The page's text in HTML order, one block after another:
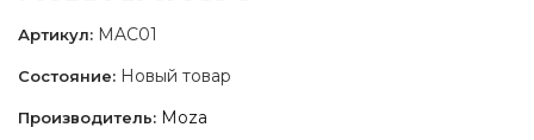
Артикул: MAC01
Состояние: Новый товар
Производитель: Moza